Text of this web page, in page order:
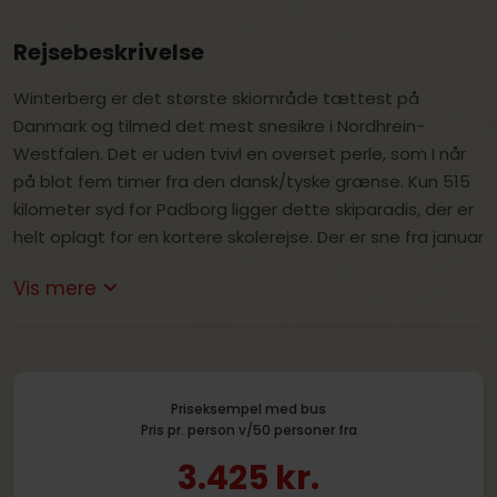
Rejsebeskrivelse
Winterberg er det største skiområde tættest på
Danmark og tilmed det mest snesikre i Nordhrein-
Westfalen. Det er uden tvivl en overset perle, som I når
på blot fem timer fra den dansk/tyske grænse. Kun 515
kilometer syd for Padborg ligger dette skiparadis, der er
helt oplagt for en kortere skolerejse. Der er sne fra januar
skovlandskab. Der er f.eks. mulighed for snow-tubing,
hvor man kælker i store bildæk, fakkelvandring eller
sneskovandringer – og mulighed for en masse sjov på
kælkebakkerne med de tilhørende special-lifter.
Vis mere
Priseksempel med bus
Pris pr. person v/50 personer fra
3.425 kr.